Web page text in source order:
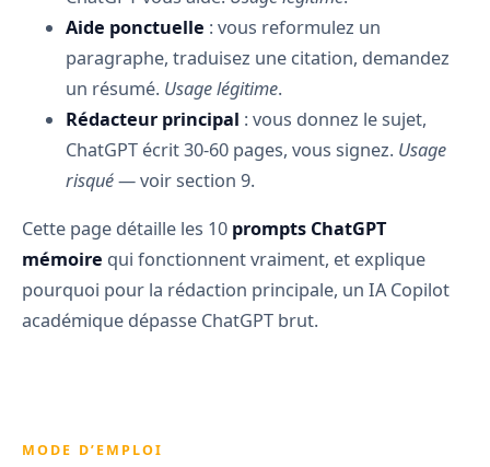
Aide ponctuelle : vous reformulez un
paragraphe, traduisez une citation, demandez
un résumé. Usage légitime.
Rédacteur principal : vous donnez le sujet,
ChatGPT écrit 30-60 pages, vous signez. Usage
risqué— voir section 9.
Cette page détaille les 10 prompts ChatGPT
mémoire qui fonctionnent vraiment, et explique
pourquoi pour la rédaction principale, un IA Copilot
académique dépasse ChatGPT brut.
MODE D’EMPLOI